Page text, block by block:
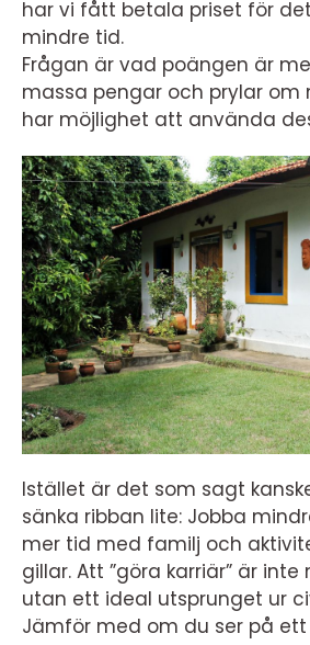
har vi fått betala priset för
mindre tid.
Frågan är vad poängen är
massa pengar och prylar om
har möjlighet att använda
Istället är det som sagt
sänka ribban lite: Jobba
mer tid med familj och
gillar. Att ”göra karriär” är
utan ett ideal utsprunget ur
Jämför med om du ser på